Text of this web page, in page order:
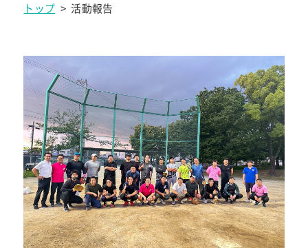
トップ >活動報告